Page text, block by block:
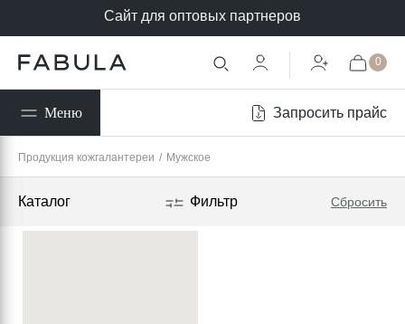
Сайт для оптовых партнеров
0
Меню Запросить прайс
Продукция кожгалантереи / Мужское
Каталог Фильтр Сбросить